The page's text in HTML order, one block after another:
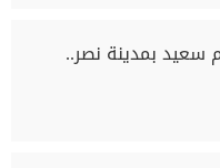
سعيد بمدينة نصر..